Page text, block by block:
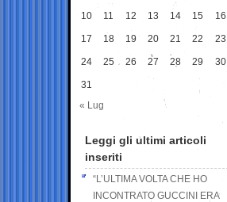
10 11 12 13 14 15 16
17 18 19 20 21 22 23
24 25 26 27 28 29 30
31
« Lug
Leggi gli ultimi articoli
inseriti
“L’ULTIMA VOLTA CHE HO
INCONTRATO GUCCINI ERA